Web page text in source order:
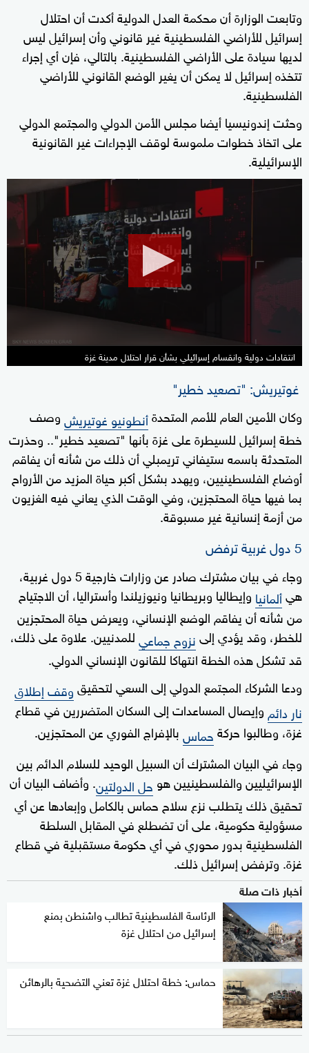
وتابعت الوزارة أن محكمة العدل الدولية أكدت أن احتلال
إسرائيل للأراضي الفلسطينية غير قانوني وأن إسرائيل ليس
لديها سيادة على الأراضي الفلسطينية. بالتالي، فإن أي إجراء
تتخذه إسرائيل لا يمكن أن يغير الوضع القانوني للأراضي
الفلسطينية.
وحثت إندونيسيا أيضا مجلس الأمن الدولي والمجتمع الدولي
على اتخاذ خطوات ملموسة لوقف الإجراءات غير القانونية
الإسرائيلية.
seconds
of
seconds
انتقادات دولية وانقسام إسرائيلي بشأن قرار احتلال مدينة غزة
غوتيريش: "تصعيد خطير"
وكان الأمين العام للأمم المتحدةأنطونيو غوتيريشوصف
خطة إسرائيل للسيطرة على غزة بأنها "تصعيد خطير".. وحذرت
المتحدثة باسمه ستيفاني تريمبلي أن ذلك من شأنه أن يفاقم
أوضاع الفلسطينيين، ويهدد بشكل أكبر حياة المزيد من الأرواح
بما فيها حياة المحتجزين، وفي الوقت الذي يعاني فيه الغزيون
من أزمة إنسانية غير مسبوقة.
5 دول غربية ترفض
وجاء في بيان مشترك صادر عن وزارات خارجية 5 دول غربية،
هيألمانيا وإيطاليا وبريطانيا ونيوزيلندا وأستراليا، أن الاجتياح
من شأنه أن يفاقم الوضع الإنساني، ويعرض حياة المحتجزين
للخطر، وقد يؤدي إلىنزوح جماعيللمدنيين. علاوة على ذلك،
قد تشكل هذه الخطة انتهاكا للقانون الإنساني الدولي.
ودعا الشركاء المجتمع الدولي إلى السعي لتحقيقوقف إطلاق
نار دائموإيصال المساعدات إلى السكان المتضررين في قطاع
غزة، وطالبوا حركةحماسبالإفراج الفوري عن المحتجزين.
وجاء في البيان المشترك أن السبيل الوحيد للسلام الدائم بين
الإسرائيليين والفلسطينيين هو حل الدولتين. وأضاف البيان أن
تحقيق ذلك يتطلب نزع سلاح حماس بالكامل وإبعادها عن أي
مسؤولية حكومية، على أن تضطلع في المقابل السلطة
الفلسطينية بدور محوري في أي حكومة مستقبلية في قطاع
غزة. وترفض إسرائيل ذلك.
أخبار ذات صلة
الرئاسة الفلسطينية تطالب واشنطن بمنع
إسرائيل من احتلال غزة
حماس: خطة احتلال غزة تعني التضحية بالرهائن